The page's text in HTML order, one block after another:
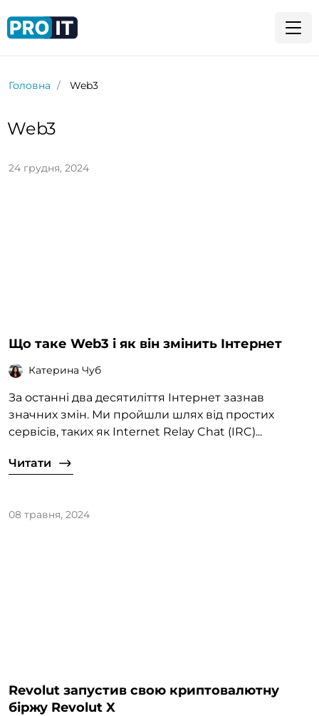
Головна Web3
Web3
24 грудня, 2024
Що таке Web3 і як він змінить Інтернет
Катерина Чуб
За останні два десятиліття Інтернет зазнав
значних змін. Ми пройшли шлях від простих
сервісів, таких як Internet Relay Chat (IRC)...
Читати
08 травня, 2024
Revolut запустив свою криптовалютну
біржу Revolut X